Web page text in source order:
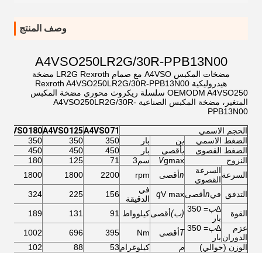
وصف المنتج
A4VSO250LR2G/30R-PPB13N00
مضخات المكبس A4VSO مع صمام LR2G Rexroth مضخة
هيدروليكية Rexroth A4VSO250LR2G/30R-PPB13N00
OEMODM A4VSO250 سلسلة ريكروث محوري مضخة المكبس
المتغير، مضخة المكبس الصناعية A4VSO250LR2G/30R-
PPB13N00
الحجم الاسمي A4VSO71
A4VSO125
A4VSO180
الضغط الاسمي
بن بار 350
350
350
الضغط القصوى
بأقصى بار 450
450
450
النزوح
Vgmax سم3 71
125
180
السرعةالسرعة
القصوى
nأقصى rpm
2200
1800
1800
التدفق فيnأقصى qV max
في
الدقيقة
156
225
324
القوة Δب
= 350
بار
(ب)أقصىكيلوواط 91
131
189
عزم
الدوران
Δب
= 350
بار
Tأقصى Nm
395
696
1002
الوزن (حوالي)
م كيلوغرام53
88
102